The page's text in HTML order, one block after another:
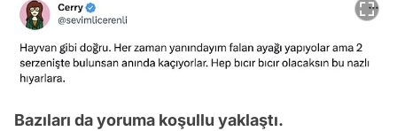
Bazıları da yoruma koşullu yaklaştı.